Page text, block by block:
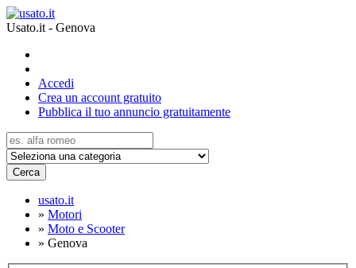
Usato.it - Genova
Accedi
Crea un account gratuito
Pubblica il tuo annuncio gratuitamente
Cerca
usato.it
» Motori
» Moto e Scooter
» Genova